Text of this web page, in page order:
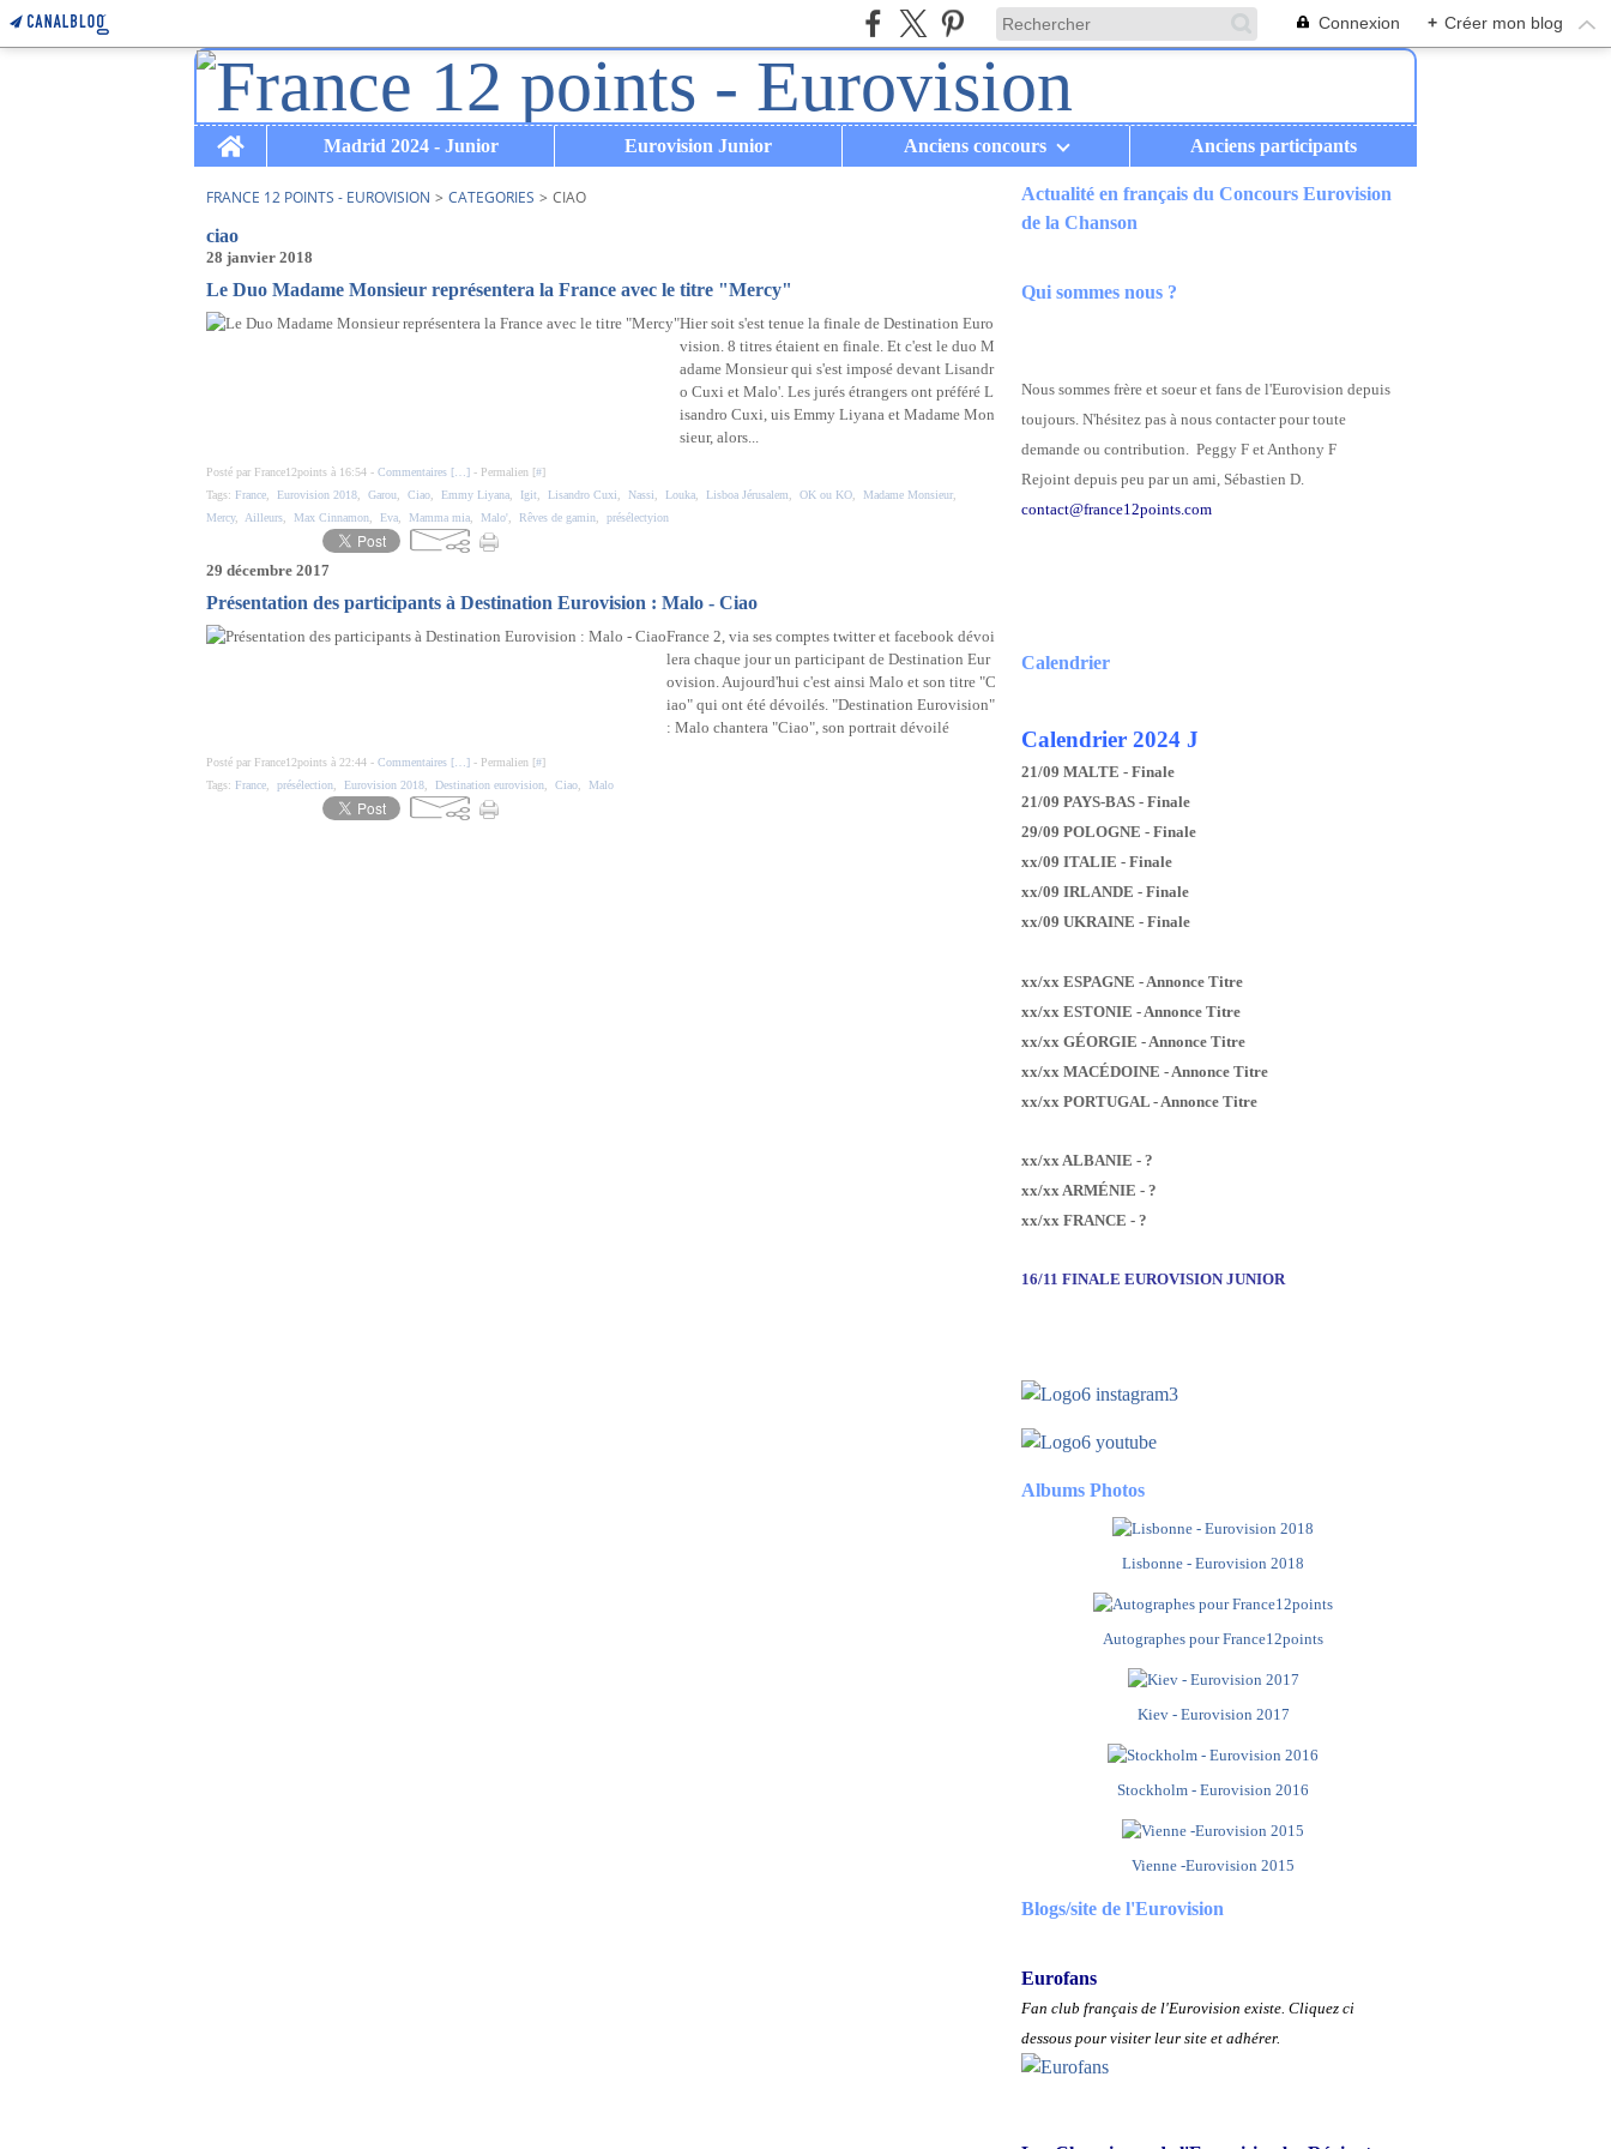
Connexion + Créer mon blog
Home
Madrid 2024 - Junior Eurovision Junior Anciens concours Anciens participants
FRANCE 12 POINTS - EUROVISION > CATEGORIES > CIAO
ciao
28 janvier 2018
Le Duo Madame Monsieur représentera la France avec le titre "Mercy"
Hier soit s'est tenue la finale de Destination Euro
vision. 8 titres étaient en finale. Et c'est le duo M
adame Monsieur qui s'est imposé devant Lisandr
o Cuxi et Malo'. Les jurés étrangers ont préféré L
isandro Cuxi, uis Emmy Liyana et Madame Mon
sieur, alors...
Posté par France12points à 16:54 - Commentaires [ ] - Permalien [#]
Tags: France Eurovision 2018 Garou Ciao Emmy Liyana Igit Lisandro Cuxi Nassi Louka Lisboa Jérusalem OK ou KO Madame Monsieur
Mercy, Ailleurs Max Cinnamon Eva Mamma mia Malo' Rêves de gamin présélectyion
29 décembre 2017
Présentation des participants à Destination Eurovision : Malo - Ciao
France 2, via ses comptes twitter et facebook dévoi
lera chaque jour un participant de Destination Eur
ovision. Aujourd'hui c'est ainsi Malo et son titre "C
iao" qui ont été dévoilés. "Destination Eurovision"
: Malo chantera "Ciao", son portrait dévoilé
Posté par France12points à 22:44 - Commentaires [ ] - Permalien [#]
Tags: France présélection Eurovision 2018 Destination eurovision Ciao Malo
Actualité en français du Concours Eurovision
de la Chanson
Qui sommes nous ?
Nous sommes frère et soeur et fans de l'Eurovision depuis
toujours. N'hésitez pas à nous contacter pour toute
demande ou contribution. Peggy F et Anthony F
Rejoint depuis peu par un ami, Sébastien D.
contact@france12points.com
Calendrier
Calendrier 2024 J
21/09 MALTE - Finale
21/09 PAYS-BAS - Finale
29/09 POLOGNE - Finale
xx/09 ITALIE - Finale
xx/09 IRLANDE - Finale
xx/09 UKRAINE - Finale
xx/xx ESPAGNE - Annonce Titre
xx/xx ESTONIE - Annonce Titre
xx/xx GÉORGIE - Annonce Titre
xx/xx MACÉDOINE - Annonce Titre
xx/xx PORTUGAL - Annonce Titre
xx/xx ALBANIE - ?
xx/xx ARMÉNIE - ?
xx/xx FRANCE - ?
16/11 FINALE EUROVISION JUNIOR
Albums Photos
Lisbonne - Eurovision 2018
Autographes pour France12points
Kiev - Eurovision 2017
Stockholm - Eurovision 2016
Vienne -Eurovision 2015
Blogs/site de l'Eurovision
Eurofans
Fan club français de l'Eurovision existe. Cliquez ci
dessous pour visiter leur site et adhérer.